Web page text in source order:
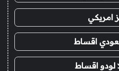
امريكي
اقساط
لودو اقساط